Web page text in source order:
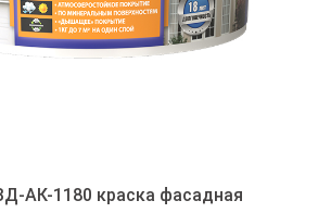
АК-1180 краска фасадная